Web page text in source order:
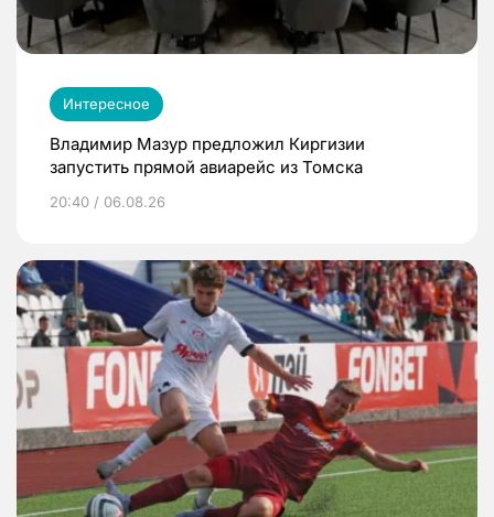
Интересное
Владимир Мазур предложил Киргизии
запустить прямой авиарейс из Томска
20:40 / 06.08.26